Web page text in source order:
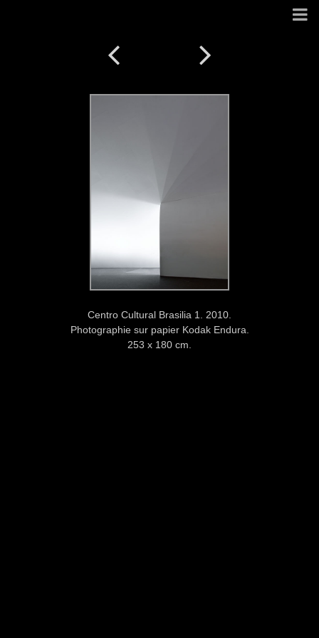
Centro Cultural Brasilia 1. 2010.
Photographie sur papier Kodak Endura.
253 x 180 cm.